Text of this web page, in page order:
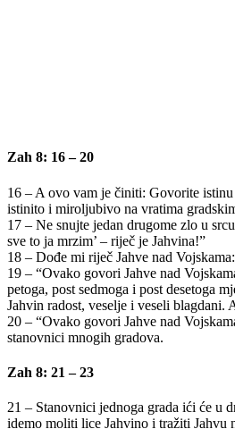
Zah 8: 16 – 20
16 – A ovo vam je činiti: Govorite
istinito i miroljubivo na vratima
17 – Ne snujte jedan drugome zlo u
sve to ja mrzim’ – riječ je Jahvina!”
18 – Dođe mi riječ Jahve nad Vojskama:
19 – “Ovako govori Jahve nad
petoga, post sedmoga i post desetoga
Jahvin radost, veselje i veseli
20 – “Ovako govori Jahve nad
stanovnici mnogih gradova.
Zah 8: 21 – 23
21 – Stanovnici jednoga grada ići će u
idemo moliti lice Jahvino i tražiti Jahvu